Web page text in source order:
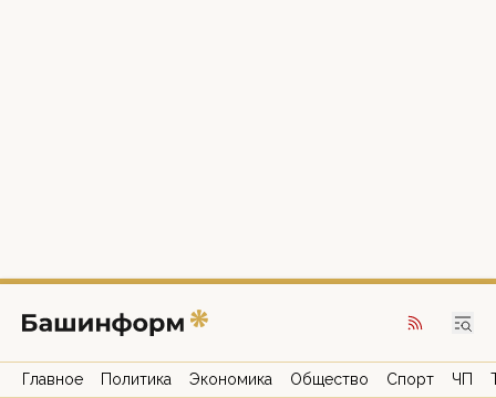
Главное Политика Экономика Общество Спорт ЧП